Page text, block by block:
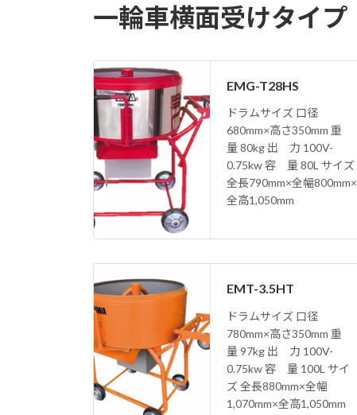
一輪車横面受けタイプ
EMG-T28HS
ドラムサイズ 口径
680mm×高さ350mm 重
量 80kg 出 力 100V-
0.75kw 容 量 80L サイズ
全長790mm×全幅800mm×
全高1,050mm
EMT-3.5HT
ドラムサイズ 口径
780mm×高さ350mm 重
量 97kg 出 力 100V-
0.75kw 容 量 100L サイ
ズ 全長880mm×全幅
1,070mm×全高1,050mm